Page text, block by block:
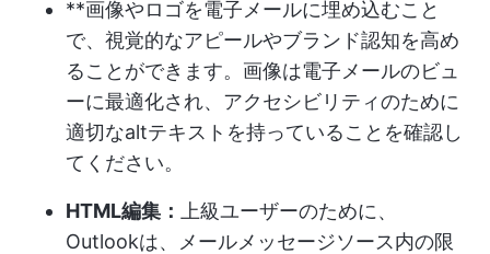
**画像やロゴを電子メールに埋め込むこと
で、視覚的なアピールやブランド認知を高め
ることができます。画像は電子メールのビュ
ーに最適化され、アクセシビリティのために
適切なaltテキストを持っていることを確認し
てください。
HTML編集：
上級ユーザーのために、
Outlookは、メールメッセージソース内の限